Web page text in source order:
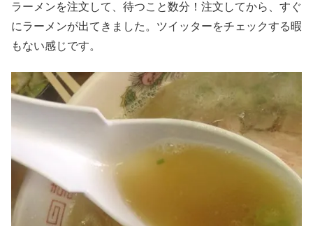
ラーメンを注文して、待つこと数分！注文してから、すぐ
にラーメンが出てきました。ツイッターをチェックする暇
もない感じです。